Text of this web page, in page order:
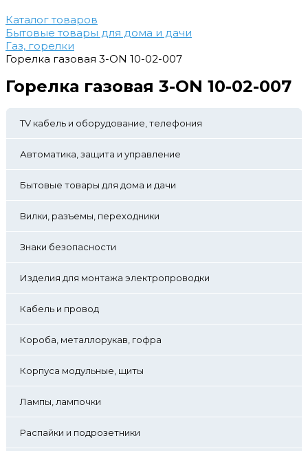
Каталог товаров
Бытовые товары для дома и дачи
Газ, горелки
Горелка газовая 3-ON 10-02-007
Горелка газовая 3-ON 10-02-007
TV кабель и оборудование, телефония
Автоматика, защита и управление
Бытовые товары для дома и дачи
Вилки, разъемы, переходники
Знаки безопасности
Изделия для монтажа электропроводки
Кабель и провод
Короба, металлорукав, гофра
Корпуса модульные, щиты
Лампы, лампочки
Распайки и подрозетники